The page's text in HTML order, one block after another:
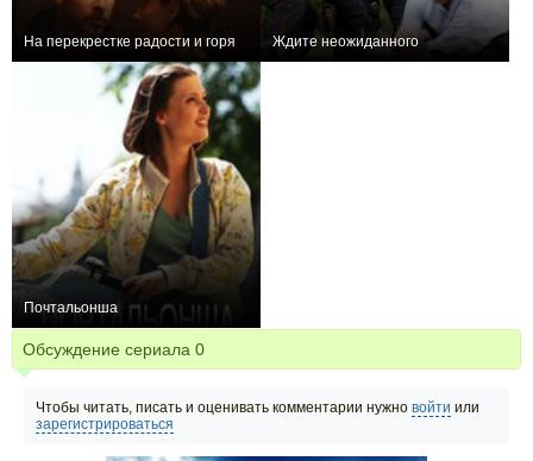
На перекрестке радости и горя Ждите неожиданного
Почтальонша
Обсуждение сериала 0
Чтобы читать, писать и оценивать комментарии нужно войти или
зарегистрироваться